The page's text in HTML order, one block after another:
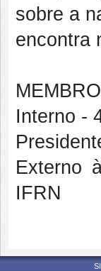
sobre a
encontra
Interno -
Externo
IFRN